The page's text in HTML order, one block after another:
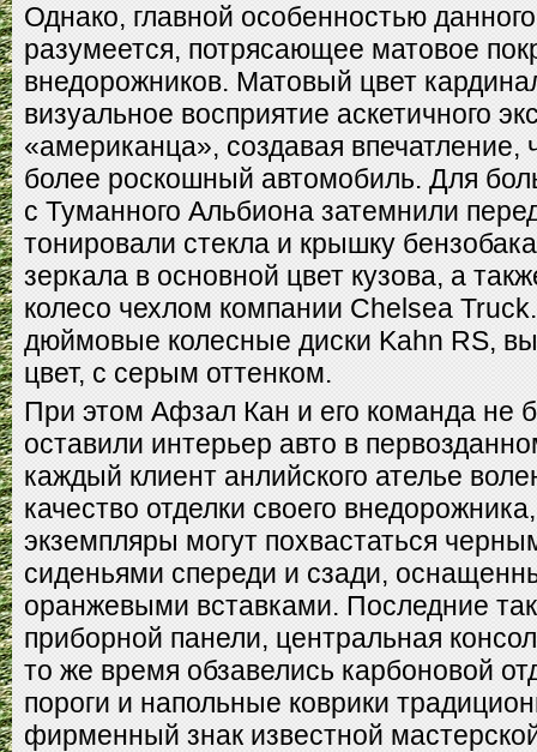
Однако, главной особенностью
разумеется, потрясающее матовое
внедорожников. Матовый цвет
визуальное восприятие аскетичного
«американца», создавая впечатление,
более роскошный автомобиль. Для
с Туманного Альбиона затемнили
тонировали стекла и крышку
зеркала в основной цвет кузова, а
колесо чехлом компании Chelsea
дюймовые колесные диски Kahn RS,
цвет, с серым оттенком.
При этом Афзал Кан и его команда не
оставили интерьер авто в
каждый клиент анлийского ателье
качество отделки своего
экземпляры могут похвастаться
сиденьями спереди и сзади,
оранжевыми вставками. Последние
приборной панели, центральная
то же время обзавелись карбоновой
пороги и напольные коврики
фирменный знак известной